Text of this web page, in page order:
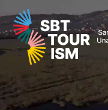
Skip
to
main
content